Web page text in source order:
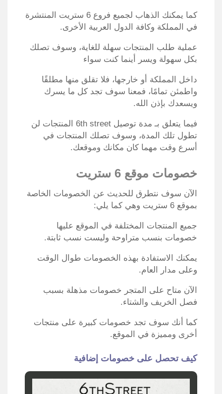
كما يمكنك الذهاب لجميع فروع 6 ستريت المنتشرة
في المملكة وكافة الدول العربية الأخرى.
عملية طلب المنتجات سهلة للغاية، وسوف تصلك
بكل سهولة ويسر أينما كنت سواء
داخل المملكة أو خارجها، فلا تقلق منها مطلقًا
واطمئن تمامًا، فمعنا سوف تجد كل ما يسرك
ويسعدك بإذن الله.
فيما يتعلق بـ مدة توصيل 6th street المنتجات لن
تطول تلك المدة، وسوف تصلك المنتجات في
أسرع وقت مهما كان مكانك وموقعك.
خصومات موقع 6 ستريت
الآن سوف نتطرق للحديث عن الخصومات الخاصة
بموقع 6 ستريت وهي كما يلي:
جميع المنتجات المختلفة في الموقع عليها
خصومات بنسب متراوحة وليست نسب ثابتة.
يمكنك الاستفادة بهذه الخصومات طوال الوقت
وعلى مدار العام.
الآن متاح على المتجر خصومات مذهلة بسبب
فصل الخريف والشتاء.
كما أنك سوف تجد خصومات كبيرة على منتجات
أخرى ومميزة في الموقع.
كيف تحصل على خصومات إضافية